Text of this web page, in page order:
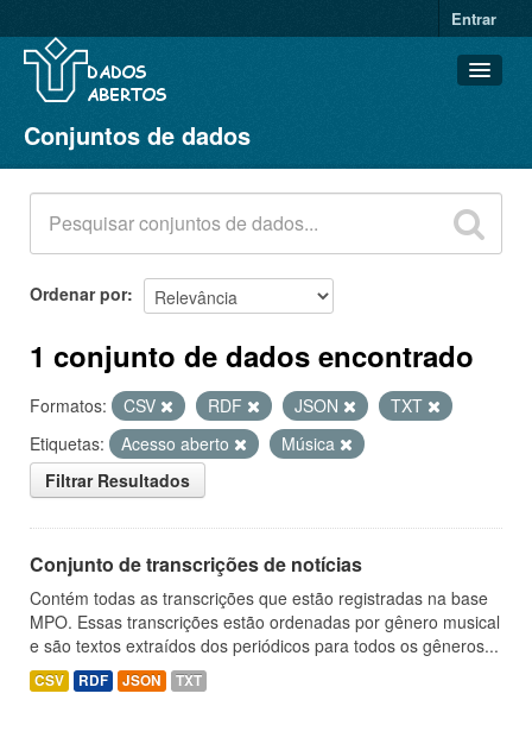
Entrar
Conjuntos de dados
Organizações
Grupos
Sobre
Conjuntos de dados
Ordenar por
1 conjunto de dados encontrado
Formatos: CSV RDF JSON
TXT
Etiquetas:
Acesso aberto
Música
Filtrar Resultados
Conjunto de transcrições de notícias
Contém todas as transcrições que estão registradas na base
MPO. Essas transcrições estão ordenadas por gênero musical
e são textos extraídos dos periódicos para todos os gêneros...
CSV RDF JSON TXT